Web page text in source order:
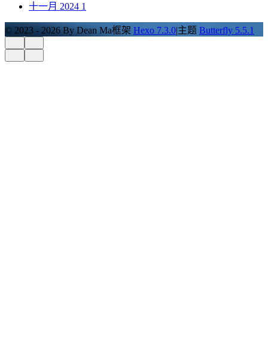
十一月 2024 1
© 2023 - 2026 By Dean Ma框架 Hexo 7.3.0|主题 Butterfly 5.5.1